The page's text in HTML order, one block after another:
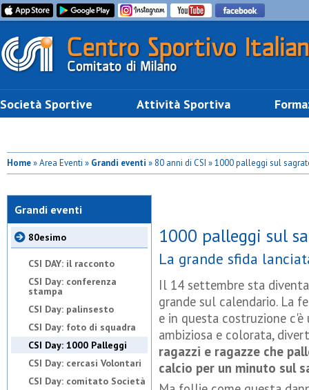
Società Sportive Attività Sportiva
Home» Area Eventi » Grandi eventi » 80 anni di CSI » 1000 palleggi sul
Grandi eventi
80esimo
CSI DAY: il racconto
CSI Day: conferenza
stampa
CSI Day: palinsesto
CSI Day: foto di squadra
CSI Day: 1000 Palleggi
CSI Day: cercasi Volontari
CSI Day: comitato Società
1000 palleggi sul
La grande sfida
Il 14 settembre sta
grande sul calendario. La
e in questa costruzione
ambiziosa e colorata,
ragazzi e ragazze che
calcio per un minuto sul